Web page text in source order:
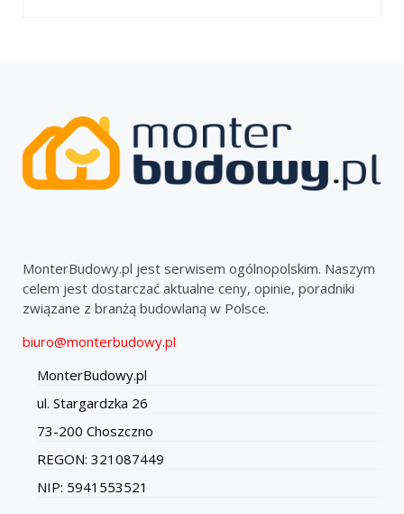
MonterBudowy.pl jest serwisem ogólnopolskim. Naszym
celem jest dostarczać aktualne ceny, opinie, poradniki
związane z branżą budowlaną w Polsce.
biuro@monterbudowy.pl
MonterBudowy.pl
ul. Stargardzka 26
73-200 Choszczno
REGON: 321087449
NIP: 5941553521